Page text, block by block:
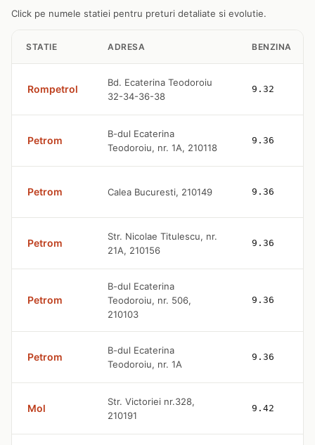
Click pe numele statiei pentru preturi detaliate si evolutie.
STATIE ADRESA BENZINA
Rompetrol
Bd. Ecaterina Teodoroiu
32-34-36-38
9.32
Petrom
B-dul Ecaterina
Teodoroiu, nr. 1A, 210118
9.36
Petrom Calea Bucuresti, 210149 9.36
Petrom
Str. Nicolae Titulescu, nr.
21A, 210156
9.36
Petrom
B-dul Ecaterina
Teodoroiu, nr. 506,
210103
9.36
Petrom
B-dul Ecaterina
Teodoroiu, nr. 1A
9.36
Mol
Str. Victoriei nr.328,
210191
9.42